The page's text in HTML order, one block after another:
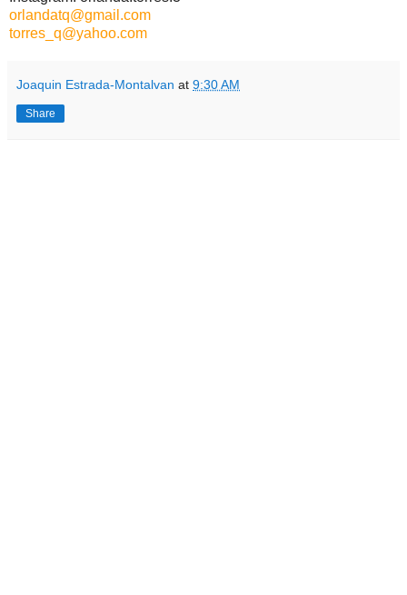
orlandatq@gmail.com
torres_q@yahoo.com
Joaquin Estrada-Montalvan at 9:30 AM
Share